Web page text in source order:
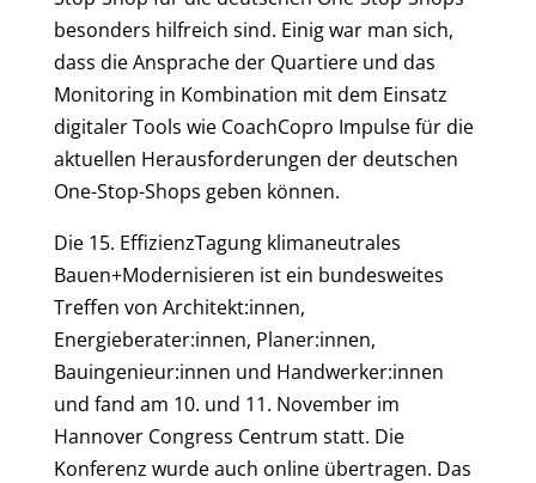
besonders hilfreich sind. Einig war man sich,
dass die Ansprache der Quartiere und das
Monitoring in Kombination mit dem Einsatz
digitaler Tools wie CoachCopro Impulse für die
aktuellen Herausforderungen der deutschen
One-Stop-Shops geben können.
Die 15. EffizienzTagung klimaneutrales
Bauen+Modernisieren ist ein bundesweites
Treffen von Architekt:innen,
Energieberater:innen, Planer:innen,
Bauingenieur:innen und Handwerker:innen
und fand am 10. und 11. November im
Hannover Congress Centrum statt. Die
Konferenz wurde auch online übertragen. Das